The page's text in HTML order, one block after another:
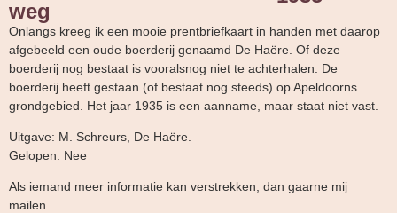
weg
Onlangs kreeg ik een mooie prentbriefkaart in handen met daarop
afgebeeld een oude boerderij genaamd De Haëre. Of deze
boerderij nog bestaat is vooralsnog niet te achterhalen. De
boerderij heeft gestaan (of bestaat nog steeds) op Apeldoorns
grondgebied. Het jaar 1935 is een aanname, maar staat niet vast.
Uitgave: M. Schreurs, De Haëre.
Gelopen: Nee
Als iemand meer informatie kan verstrekken, dan gaarne mij
mailen.